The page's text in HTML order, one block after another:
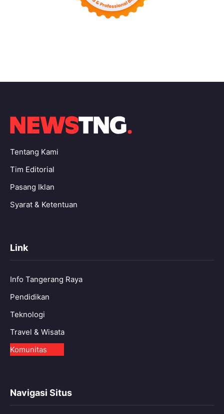
Tentang Kami
Tim Editorial
Pasang Iklan
Syarat & Ketentuan
Link
Info Tangerang Raya
Pendidikan
Teknologi
Travel & Wisata
Komunitas
Navigasi Situs